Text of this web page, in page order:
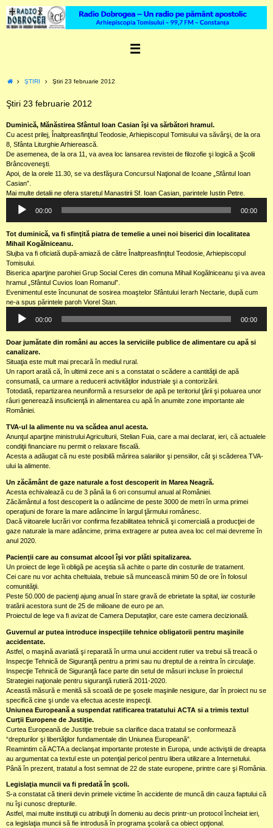
content
HomeŞTIRI Ştiri 23 februarie 2012
Ştiri 23 februarie 2012
Duminică, Mănăstirea Sfântul Ioan Casian îşi va sărbători hramul.
Cu acest prilej, Înaltpreasfinţitul Teodosie, Arhiepiscopul Tomisului va săvârşi, de la ora
8, Sfânta Liturghie Arhierească.
De asemenea, de la ora 11, va avea loc lansarea revistei de filozofie şi logică a Şcolii
Brâncoveneşti.
Apoi, de la orele 11.30, se va desfăşura Concursul Naţional de Icoane „Sfântul Ioan
Casian”.
Mai multe detalii ne ofera staretul Manastirii Sf. Ioan Casian, parintele Iustin Petre.
Player
00:00 00:00
Tot duminică, va fi sfinţită piatra de temelie a unei noi biserici din localitatea
Mihail Kogălniceanu.
Slujba va fi oficiată după-amiază de către Înaltpreasfinţitul Teodosie, Arhiepiscopul
Tomisului.
Biserica aparţine parohiei Grup Social Ceres din comuna Mihail Kogălniceanu şi va avea
hramul „Sfântul Cuvios Ioan Romanul”.
Evenimentul este încununat de sosirea moaştelor Sfântului Ierarh Nectarie, după cum
ne-a spus părintele paroh Viorel Stan.
Player
00:00 00:00
Doar jumătate din români au acces la serviciile publice de alimentare cu apă si
canalizare.
Situaţia este mult mai precară în mediul rural.
Un raport arată că, în ultimii zece ani s a constatat o scădere a cantităţii de apă
consumată, ca urmare a reducerii activităţilor industriale şi a contorizării.
Totodată, repartizarea neuniformă a resurselor de apă pe teritoriul ţării şi poluarea unor
râuri generează insuficienţă in alimentarea cu apă în anumite zone importante ale
României.
TVA-ul la alimente nu va scădea anul acesta.
Anunţul aparţine ministrului Agriculturii, Stelian Fuia, care a mai declarat, ieri, că actualele
condiţii financiare nu permit o relaxare fiscală.
Acesta a adăugat că nu este posibilă mărirea salariilor şi pensiilor, cât şi scăderea TVA-
ului la alimente.
Un zăcământ de gaze naturale a fost descoperit in Marea Neagră.
Acesta echivalează cu de 3 până la 6 ori consumul anual al României.
Zăcământul a fost descoperit la o adâncime de peste 3000 de metri în urma primei
operaţiuni de forare la mare adâncime în largul ţărmului românesc.
Dacă viitoarele lucrări vor confirma fezabilitatea tehnică şi comercială a producţiei de
gaze naturale la mare adâncime, prima extragere ar putea avea loc cel mai devreme în
anul 2020.
Pacienţii care au consumat alcool îşi vor plăti spitalizarea.
Un proiect de lege îi obligă pe aceştia să achite o parte din costurile de tratament.
Cei care nu vor achita cheltuiala, trebuie să muncească minim 50 de ore în folosul
comunităţii.
Peste 50.000 de pacienţi ajung anual în stare gravă de ebrietate la spital, iar costurile
tratării acestora sunt de 25 de milioane de euro pe an.
Proiectul de lege va fi avizat de Camera Deputaţilor, care este camera decizională.
Guvernul ar putea introduce inspecţiile tehnice obligatorii pentru maşinile
accidentate.
Astfel, o maşină avariată şi reparată în urma unui accident rutier va trebui să treacă o
Inspecţie Tehnică de Siguranţă pentru a primi sau nu dreptul de a reintra în circulaţie.
Inspecţie Tehnică de Siguranţă face parte din setul de măsuri incluse în proiectul
Strategiei naţionale pentru siguranţă rutieră 2011-2020.
Această măsură e menită să scoată de pe şosele maşinile nesigure, dar în proiect nu se
specifică cine şi unde va efectua aceste inspecţii.
Uniunea Europeană a suspendat ratificarea tratatului ACTA si a trimis textul
Curţii Europene de Justiţie.
Curtea Europeană de Justiţie trebuie sa clarifice daca tratatul se conformează
“drepturilor şi libertăţilor fundamentale din Uniunea Europeană”.
Reamintim că ACTA a declanşat importante proteste in Europa, unde activiştii de dreapta
au argumentat ca textul este un potenţial pericol pentru libera utilizare a Internetului.
Până în prezent, tratatul a fost semnat de 22 de state europene, printre care şi România.
Legislaţia muncii va fi predată în şcoli.
S-a constatat că tinerii devin primele victime în accidente de muncă din cauza faptului că
nu îşi cunosc drepturile.
Astfel, mai multe instituţii cu atribuţii în domeniu au decis printr-un protocol încheiat ieri,
ca legislaţia muncii să fie introdusă în programa şcolară ca obiect opţional.